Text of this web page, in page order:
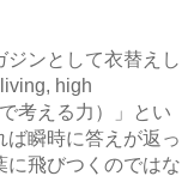
ンとして衣替えし
high
考える力）」とい
ば瞬時に答えが返っ
に飛びつくのではな